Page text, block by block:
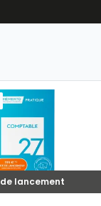
de lancement